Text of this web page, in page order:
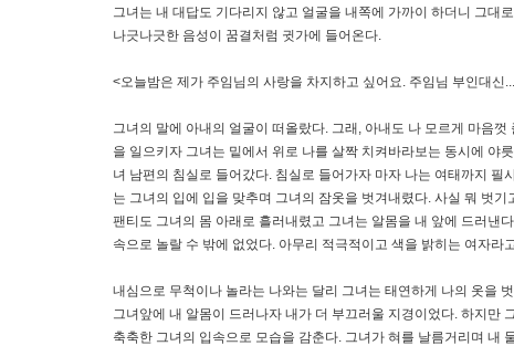
그녀는 내 대답도 기다리지 않고 얼굴을 내쪽에 가까이 하더니 그대
나긋나긋한 음성이 꿈결처럼 귓가에 들어온다.
<오늘밤은 제가 주임님의 사랑을 차지하고 싶어요. 주임님 부인대신
그녀의 말에 아내의 얼굴이 떠올랐다. 그래, 아내도 나 모르게 마음
을 일으키자 그녀는 밑에서 위로 나를 살짝 치켜바라보는 동시에 야
녀 남편의 침실로 들어갔다. 침실로 들어가자 마자 나는 여태까지
는 그녀의 입에 입을 맞추며 그녀의 잠옷을 벗겨내렸다. 사실 뭐 벗
팬티도 그녀의 몸 아래로 흘러내렸고 그녀는 알몸을 내 앞에 드러낸
속으로 놀랄 수 밖에 없었다. 아무리 적극적이고 색을 밝히는 여자
내심으로 무척이나 놀라는 나와는 달리 그녀는 태연하게 나의 옷을
그녀앞에 내 알몸이 드러나자 내가 더 부끄러울 지경이었다. 하지만
축축한 그녀의 입속으로 모습을 감춘다. 그녀가 혀를 날름거리며 내